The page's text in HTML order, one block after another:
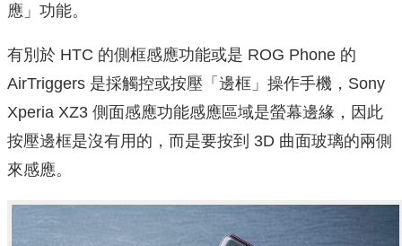
應」功能。
有別於 HTC 的側框感應功能或是 ROG Phone 的
AirTriggers 是採觸控或按壓「邊框」操作手機，Sony
Xperia XZ3 側面感應功能感應區域是螢幕邊緣，因此
按壓邊框是沒有用的，而是要按到 3D 曲面玻璃的兩側
來感應。